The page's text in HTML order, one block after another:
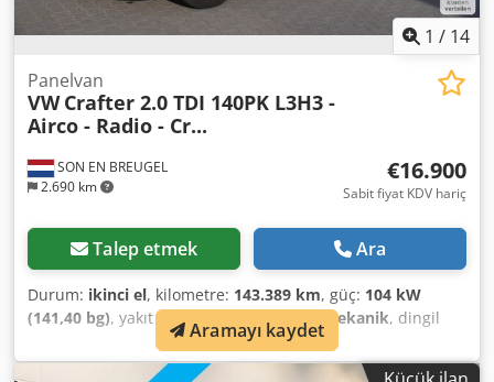
1 / 14
SON EN BREUGEL
2.690 km
Panelvan
VW Crafter 2.0 TDI 140PK L3H3 -
Airco - Radio - Cr...
€16.900
Sabit fiyat KDV hariç
Talep etmek Ara
Durum: ikinci el, kilometre: 143.389 km, güç: 104 kW
(141,40 bg), yakıt türü: , vites türü: mekanik, dingil
4x2, dingil mesafesi:3.640 mm
09/2019, yakıt deposu kapasitesi:75 l, CO₂ emisyonları:194
Aramayı kaydet